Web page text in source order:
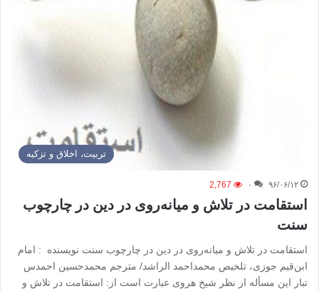
تربیت، اخلاق و تزکیه
۹۶/۰۶/۱۲ ۰ 2,767
استقامت در تلاش و میانه‌روی در دین در چارچوب
سنت
استقامت در تلاش و میانه‌روی در دین در چارچوب سنت نویسنده : امام
ابن‌قیم جوزی، تلخیص محمداحمد الراشد/ مترجم محمدحسین احمدس
تبار این مسأله از نظر شیخ هروی عبارت است از: استقامت در تلاش و